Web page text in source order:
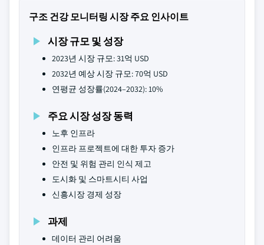
구조 건강 모니터링 시장 주요 인사이트
시장 규모 및 성장
2023년 시장 규모: 31억 USD
2032년 예상 시장 규모: 70억 USD
연평균 성장률(2024–2032): 10%
주요 시장 성장 동력
노후 인프라
인프라 프로젝트에 대한 투자 증가
안전 및 위험 관리 인식 제고
도시화 및 스마트시티 사업
신흥시장 경제 성장
과제
데이터 관리 어려움